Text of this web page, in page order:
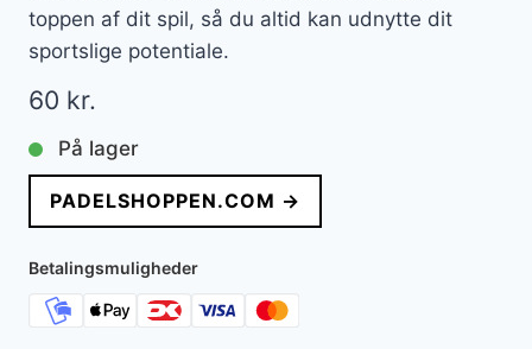
toppen af dit spil, så du altid kan udnytte dit
sportslige potentiale.
60 kr.
På lager
PADELSHOPPEN.COM →
Betalingsmuligheder